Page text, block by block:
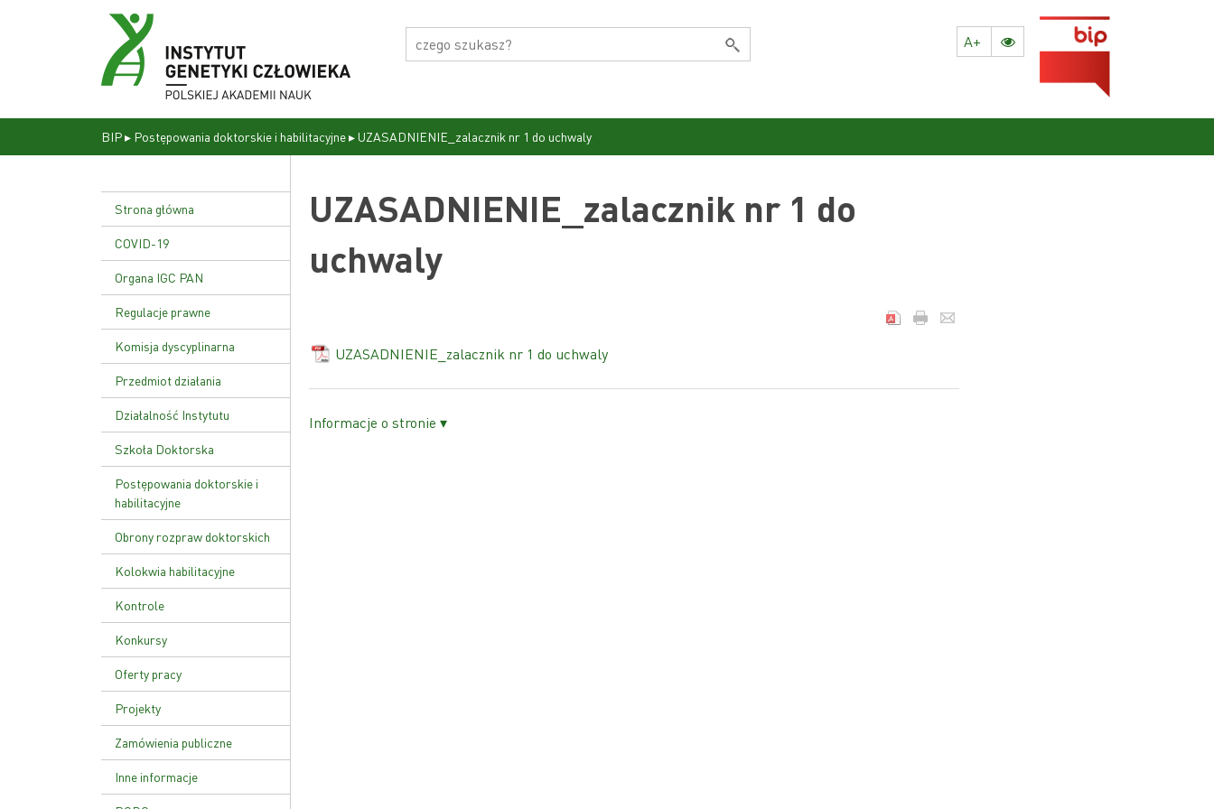
A+
BIP▸ Postępowania doktorskie i habilitacyjne▸ UZASADNIENIE_zalacznik nr 1 do uchwaly
Strona główna
COVID-19
Organa IGC PAN
Dyrekcja
Rada naukowa
Regulacje prawne
Statut Instytutu
Uchwała nr 17/02
Ustawa o PAN
Komisja dyscyplinarna
Przedmiot działania
Działalność Instytutu
Zakład Genetyki Molekularnej
i Translacyjnej
Zakład Funkcji Kwasów
Nukleinowych
Zakład Patologii Molekularnej
Zakład Zaawansowanych
Terapii Biomedycznych i
Niepłodności
Zakład Genetyki Nowotworów
Zakład Biologii Rozrodu i
Genomiki Gamet
Szkoła Doktorska
Plan zajęć
Rekrutacja
Postępowania doktorskie i
habilitacyjne
Obrony rozpraw doktorskich
Kolokwia habilitacyjne
Kontrole
Kontrola zarządcza
Kontrole zewnętrzne
sprawie kontroli zarządczej
Konkursy
Oferty pracy
Projekty
Zamówienia publiczne
Inne informacje
UZASADNIENIE_zalacznik nr 1 do
uchwaly
UZASADNIENIE_zalacznik nr 1 do uchwaly
Informacje o stronie ▾